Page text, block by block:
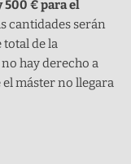
500 € para el
cantidades serán
de la
hay derecho a
máster no llegara